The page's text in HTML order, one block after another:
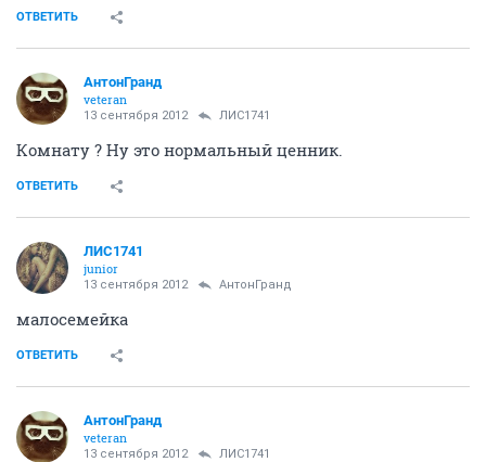
ОТВЕТИТЬ
АнтонГранд
veteran
13 сентября 2012 ЛИС1741
Комнату ? Ну это нормальный ценник.
ОТВЕТИТЬ
ЛИС1741
junior
13 сентября 2012 АнтонГранд
малосемейка
ОТВЕТИТЬ
АнтонГранд
veteran
13 сентября 2012 ЛИС1741